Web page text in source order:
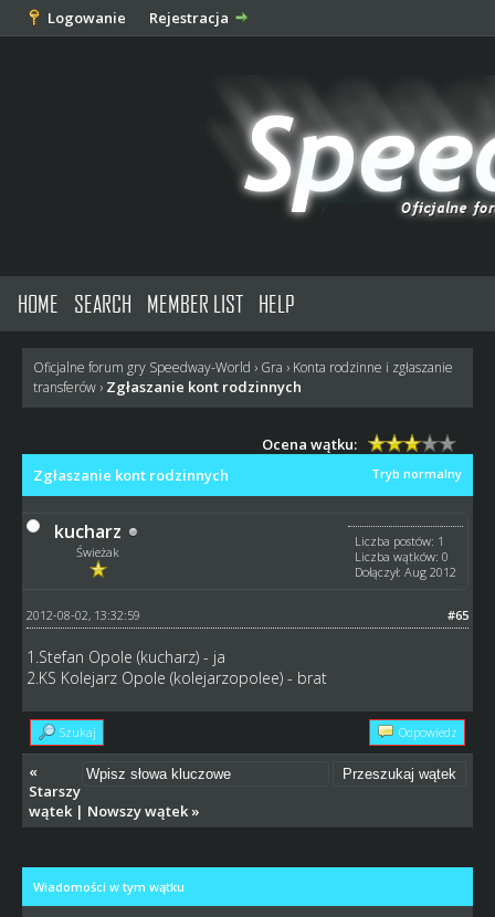
Logowanie Rejestracja
HOME SEARCH MEMBER LIST HELP
Oficjalne forum gry Speedway-World › Gra › Konta rodzinne i zgłaszanie
transferów › Zgłaszanie kont rodzinnych
Ocena wątku:
Tryb normalny
Zgłaszanie kont rodzinnych
kucharz
Świeżak
Liczba postów: 1
Liczba wątków: 0
Dołączył: Aug 2012
#65
2012-08-02, 13:32:59
1.Stefan Opole (kucharz) - ja
2.KS Kolejarz Opole (kolejarzopolee) - brat
Szukaj Odpowiedz
«
Starszy
wątek| Nowszy wątek»
Wiadomości w tym wątku